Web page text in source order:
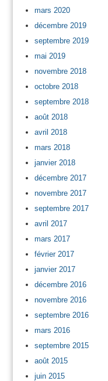
mars 2020
décembre 2019
septembre 2019
mai 2019
novembre 2018
octobre 2018
septembre 2018
août 2018
avril 2018
mars 2018
janvier 2018
décembre 2017
novembre 2017
septembre 2017
avril 2017
mars 2017
février 2017
janvier 2017
décembre 2016
novembre 2016
septembre 2016
mars 2016
septembre 2015
août 2015
juin 2015